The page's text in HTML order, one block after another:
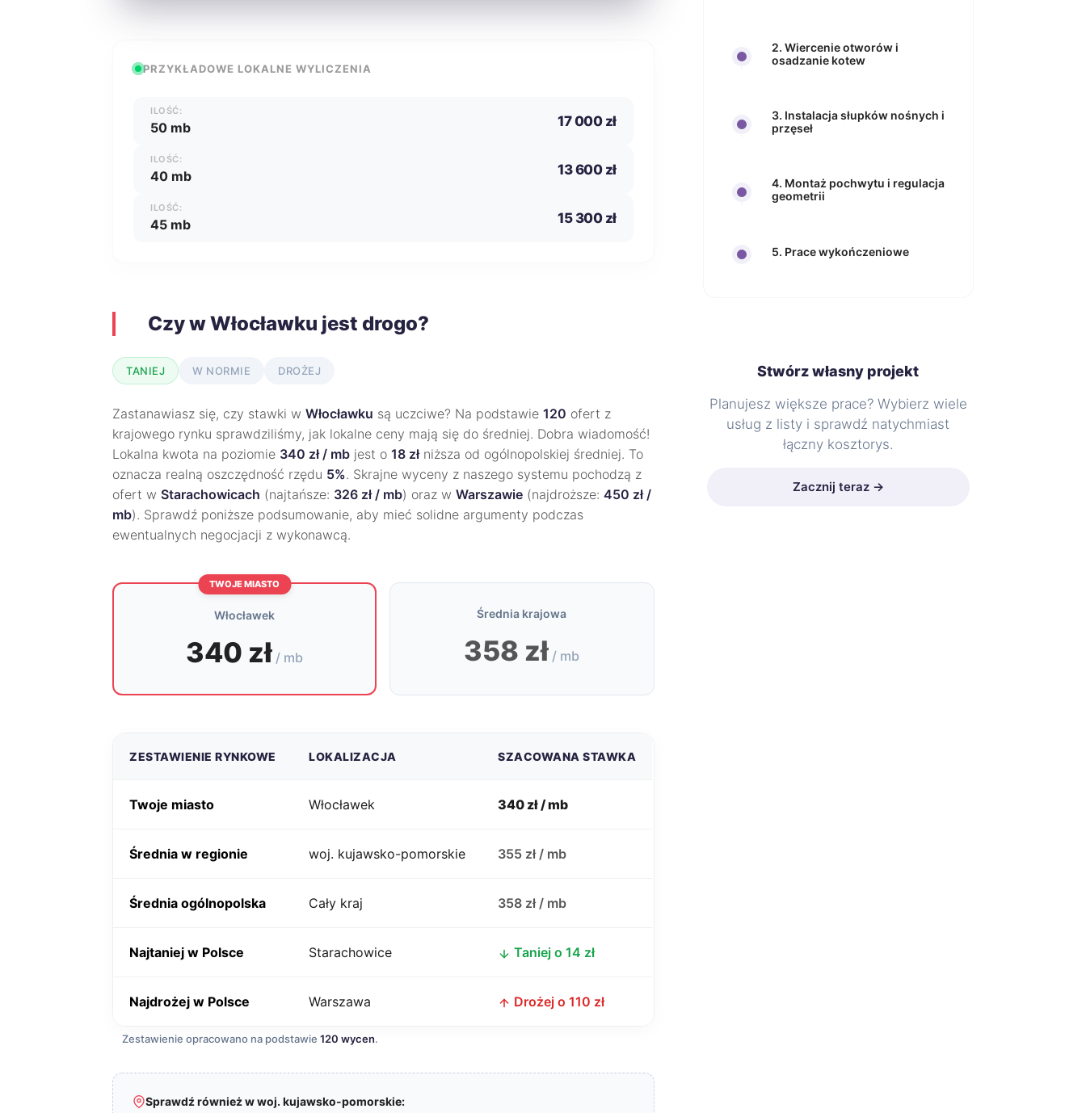
PRZYKŁADOWE LOKALNE WYLICZENIA
ILOŚĆ:
50 mb 17 000 zł
ILOŚĆ:
40 mb 13 600 zł
ILOŚĆ:
45 mb 15 300 zł
Czy w Włocławku jest drogo?
TANIEJ W NORMIE DROŻEJ
Zastanawiasz się, czy stawki w Włocławku są uczciwe? Na podstawie 120 ofert z
krajowego rynku sprawdziliśmy, jak lokalne ceny mają się do średniej. Dobra wiadomość!
Lokalna kwota na poziomie 340 zł / mb jest o 18 złniższa od ogólnopolskiej średniej. To
oznacza realną oszczędność rzędu 5%. Skrajne wyceny z naszego systemu pochodzą z
ofert w Starachowicach (najtańsze: 326 zł / mb) oraz w Warszawie (najdroższe: 450 zł /
mb). Sprawdź poniższe podsumowanie, aby mieć solidne argumenty podczas
ewentualnych negocjacji z wykonawcą.
TWOJE MIASTO
Włocławek
340 zł / mb
Średnia krajowa
358 zł / mb
ZESTAWIENIE RYNKOWE LOKALIZACJA SZACOWANA STAWKA
Twoje miasto Włocławek 340 zł / mb
Średnia w regionie woj. kujawsko-pomorskie 355 zł / mb
Średnia ogólnopolska Cały kraj 358 zł / mb
Najtaniej w Polsce Starachowice Taniej o 14 zł
Najdrożej w Polsce Warszawa Drożej o 110 zł
Zestawienie opracowano na podstawie 120 wycen.
Sprawdź również w woj. kujawsko-pomorskie:
2. Wiercenie otworów i
osadzanie kotew
3. Instalacja słupków nośnych i
przęseł
4. Montaż pochwytu i regulacja
geometrii
5. Prace wykończeniowe
Stwórz własny projekt
Planujesz większe prace? Wybierz wiele
usług z listy i sprawdź natychmiast
łączny kosztorys.
Zacznij teraz →